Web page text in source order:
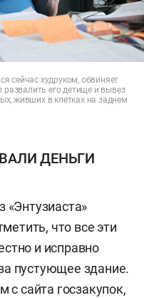
сейчас худруком, обвиняет
развалить его детище и вывез
живших в клетках на заднем
ДЕНЬГИ
«Энтузиаста»
что все эти
и исправно
пустующее здание.
с сайта госзакупок,